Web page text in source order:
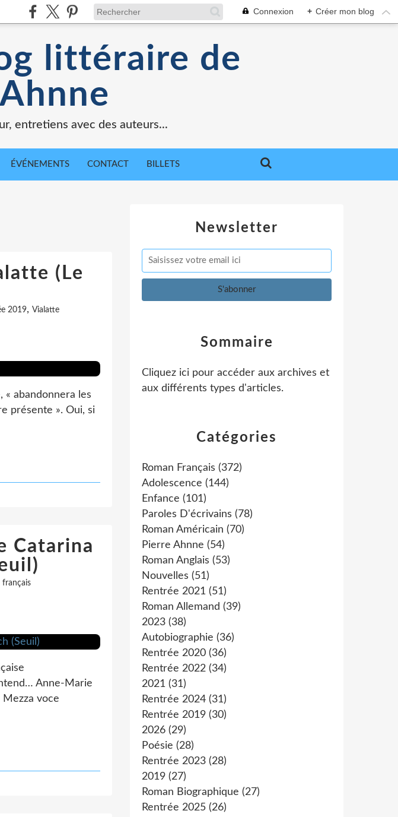
Connexion + Créer mon blog
littéraire de
entretiens avec des auteurs...
ÉVÉNEMENTS CONTACT BILLETS
(Le
2019, Vialatte
« abandonnera les
présente ». Oui, si
Catarina
français
Anne-Marie
Mezza voce
Newsletter
Catégories
Roman Français (372)
Adolescence (144)
Enfance (101)
Paroles D'écrivains (78)
Roman Américain (70)
Pierre Ahnne (54)
Roman Anglais (53)
Nouvelles (51)
Rentrée 2021 (51)
Roman Allemand (39)
2023 (38)
Autobiographie (36)
Rentrée 2020 (36)
Rentrée 2022 (34)
2021 (31)
Rentrée 2024 (31)
Rentrée 2019 (30)
2026 (29)
Poésie (28)
Rentrée 2023 (28)
2019 (27)
Roman Biographique (27)
Rentrée 2025 (26)
Sommaire
Cliquez ici pour accéder aux archives et
aux différents types d'articles.